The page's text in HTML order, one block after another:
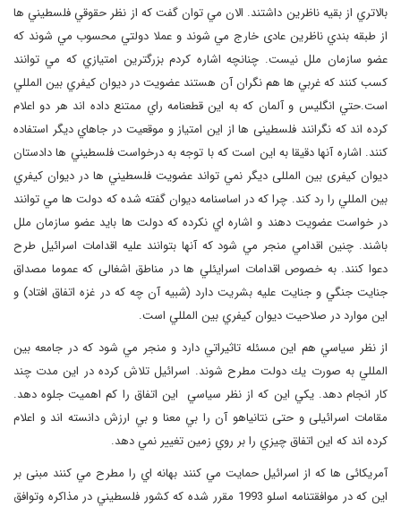
بالاتري از بقیه ناظرين داشتند. الان مي توان گفت كه از نظر حقوقي فلسطيني ها
از طبقه بندي ناظرین عادی خارج مي شوند و عملا دولتي محسوب مي شوند كه
عضو سازمان ملل نيست. چنانچه اشاره كردم بزرگترين امتيازي كه مي توانند
كسب كنند كه غربي ها هم نگران آن هستند عضويت در ديوان كيفري بين المللي
است.حتي انگليس و آلمان كه به اين قطعنامه راي ممتنع داده اند هر دو اعلام
كرده اند كه نگرانند فلسطینی ها از اين امتياز و موقعيت در جاهاي ديگر استفاده
كنند. اشاره آنها دقيقا به اين است كه با توجه به درخواست فلسطيني ها دادستان
ديوان کیفری بین المللی ديگر نمي تواند عضويت فلسطيني ها در ديوان كيفري
بين المللي را رد كند. چرا كه در اساسنامه ديوان گفته شده كه دولت ها مي توانند
در خواست عضويت دهند و اشاره اي نكرده كه دولت ها باید عضو سازمان ملل
باشند. چنين اقدامي منجر مي شود كه آنها بتوانند عليه اقدامات اسرائيل طرح
دعوا كنند. به خصوص اقدامات اسرايئلي ها در مناطق اشغالی که عموما مصداق
جنايت جنگي و جنايت عليه بشريت دارد (شبیه آن چه که در غزه اتفاق افتاد) و
اين موارد در صلاحيت ديوان كيفري بين المللي است.
از نظر سياسي هم اين مسئله تاثيراتي دارد و منجر مي شود كه در جامعه بين
المللي به صورت يك دولت مطرح شوند. اسرائيل تلاش كرده در اين مدت چند
كار انجام دهد. يكي اين كه از نظر سياسي اين اتفاق را كم اهميت جلوه دهد.
مقامات اسرائیلی و حتی نتانياهو آن را بي معنا و بي ارزش دانسته اند و اعلام
كرده اند كه اين اتفاق چيزي را بر روي زمين تغيير نمي دهد.
آمريكائی ها كه از اسرائيل حمايت مي كنند بهانه اي را مطرح مي كنند مبنی بر
این كه در موافقتنامه اسلو 1993 مقرر شده كه كشور فلسطيني در مذاكره وتوافق